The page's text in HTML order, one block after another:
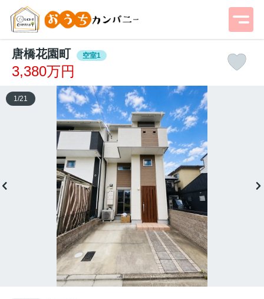
唐橋花園町 空室1
3,380万円
1 /21